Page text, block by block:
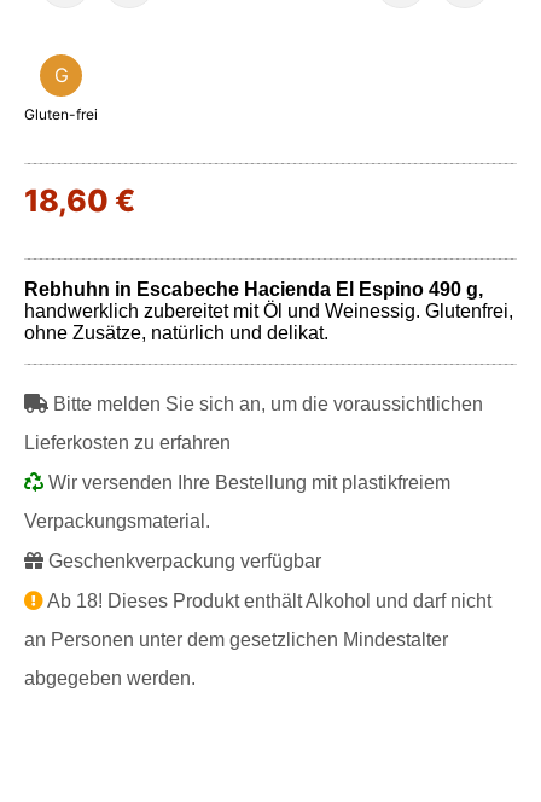
G
Gluten-frei
18,60 €
Rebhuhn in Escabeche Hacienda El Espino 490 g,
handwerklich zubereitet mit Öl und Weinessig. Glutenfrei,
ohne Zusätze, natürlich und delikat.
Bitte melden Sie sich an, um die voraussichtlichen
Lieferkosten zu erfahren
Wir versenden Ihre Bestellung mit plastikfreiem
Verpackungsmaterial.
Geschenkverpackung verfügbar
Ab 18! Dieses Produkt enthält Alkohol und darf nicht
an Personen unter dem gesetzlichen Mindestalter
abgegeben werden.